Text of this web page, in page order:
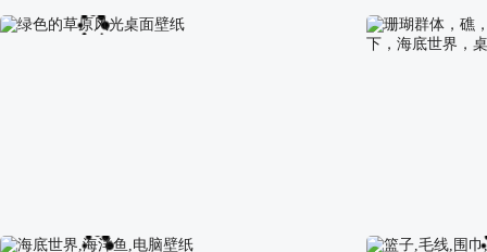
阿尔卑斯山区自然风景壁纸 校园长发可爱
绿色的草原风光桌面壁纸 珊瑚群体，礁